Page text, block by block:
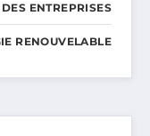
ENTREPRISES
RENOUVELABLE